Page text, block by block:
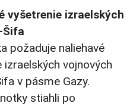
vyšetrenie izraelských
Šifa
požaduje naliehavé
vojnových
v pásme Gazy.
stiahli po